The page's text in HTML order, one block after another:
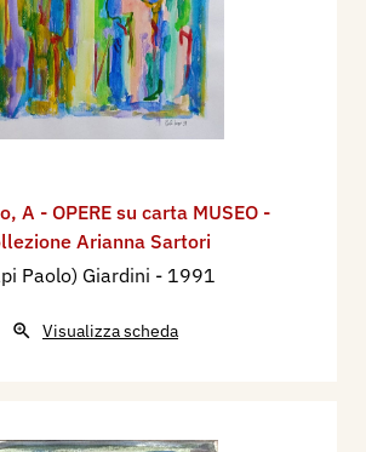
, A - OPERE su carta MUSEO -
Arianna Sartori
Paolo) Giardini - 1991
Visualizza scheda